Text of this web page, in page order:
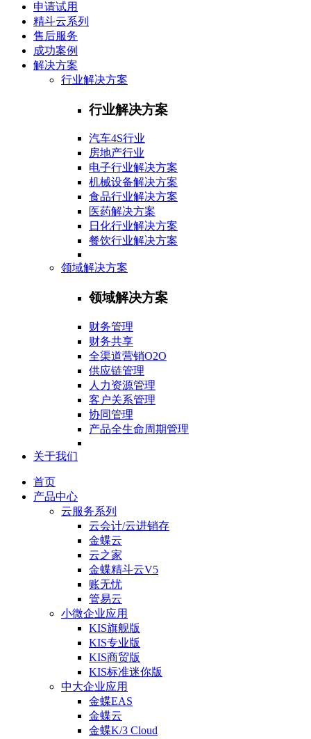
申请试用
精斗云系列
售后服务
成功案例
解决方案
行业解决方案
行业解决方案
汽车4S行业
房地产行业
电子行业解决方案
机械设备解决方案
食品行业解决方案
医药解决方案
日化行业解决方案
餐饮行业解决方案
领域解决方案
领域解决方案
财务管理
财务共享
全渠道营销O2O
供应链管理
人力资源管理
客户关系管理
协同管理
产品全生命周期管理
关于我们
首页
产品中心
云服务系列
云会计/云进销存
金蝶云
云之家
金蝶精斗云V5
账无忧
管易云
小微企业应用
KIS旗舰版
KIS专业版
KIS商贸版
KIS标准迷你版
中大企业应用
金蝶EAS
金蝶云
金蝶K/3 Cloud